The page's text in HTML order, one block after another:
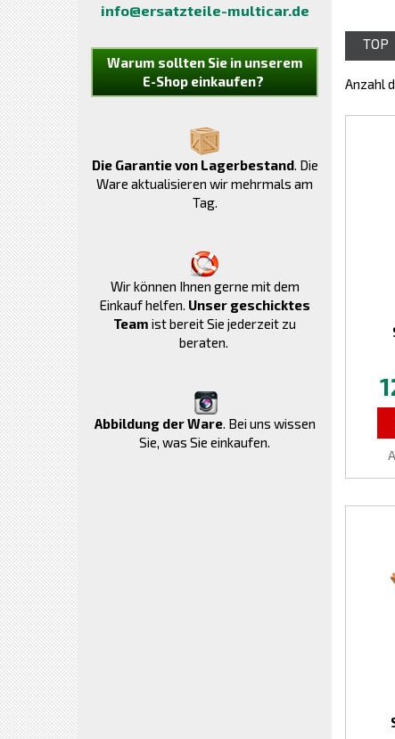
info@ersatzteile-multicar.de
Warum sollten Sie in unserem
E-Shop einkaufen?
Die Garantie von Lagerbestand. Die
Ware aktualisieren wir mehrmals am
Tag.
Wir können Ihnen gerne mit dem
Einkauf helfen. Unser geschicktes
Team ist bereit Sie jederzeit zu
beraten.
Abbildung der Ware. Bei uns wissen
Sie, was Sie einkaufen.
TOP
Anzahl